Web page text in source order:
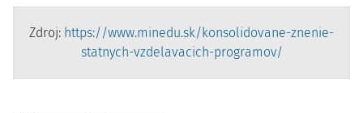
Zdroj: https://www.minedu.sk/konsolidovane-znenie-
statnych-vzdelavacich-programov/